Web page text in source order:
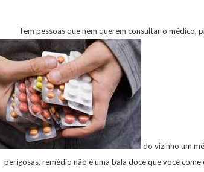
Tem pessoas que nem querem consultar o médico,
do vizinho um
perigosas, remédio não é uma bala doce que você